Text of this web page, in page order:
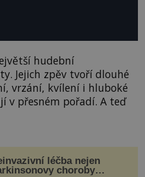
hudební
Jejich zpěv tvoří dlouhé
vrzání, kvílení i hluboké
v přesném pořadí. A teď
léčba nejen
choroby